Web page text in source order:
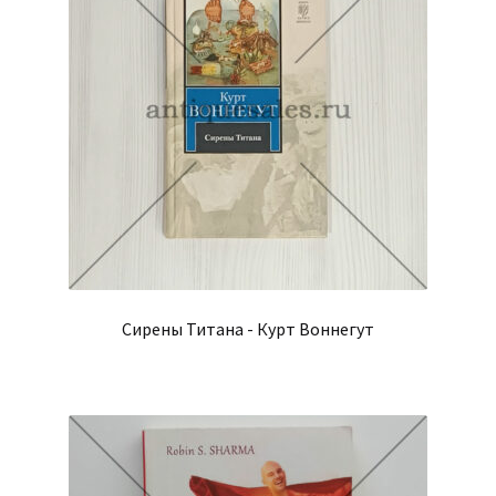
Сирены Титана - Курт Воннегут